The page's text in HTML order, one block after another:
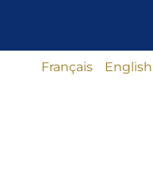
Français English